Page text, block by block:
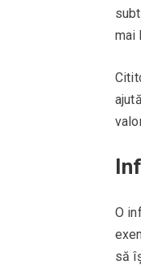
mai
O
să